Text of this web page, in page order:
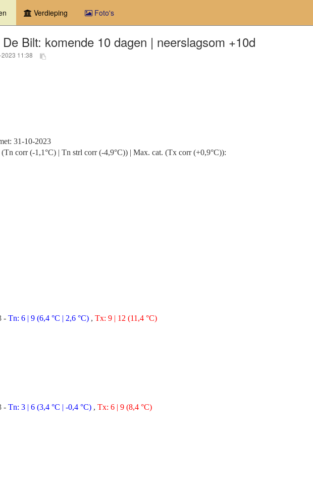
(current)Verdieping Foto's
Bilt: komende 10 dagen | neerslagsom +10d
11:38
31-10-2023
corr (-1,1°C) | Tn strl corr (-4,9°C)) | Max. cat. (Tx corr (+0,9°C)):
- Tn: 6 | 9 (6,4 °C | 2,6 °C) , Tx: 9 | 12 (11,4 °C)
- Tn: 3 | 6 (3,4 °C | -0,4 °C) , Tx: 6 | 9 (8,4 °C)